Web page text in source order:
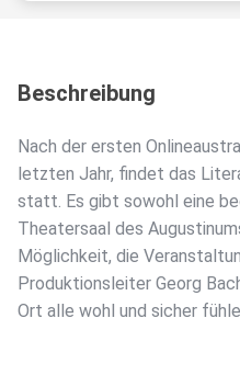
Beschreibung
Nach der ersten
letzten Jahr, findet das
statt. Es gibt sowohl eine
Theatersaal des
Möglichkeit, die
Produktionsleiter Georg
Ort alle wohl und sicher